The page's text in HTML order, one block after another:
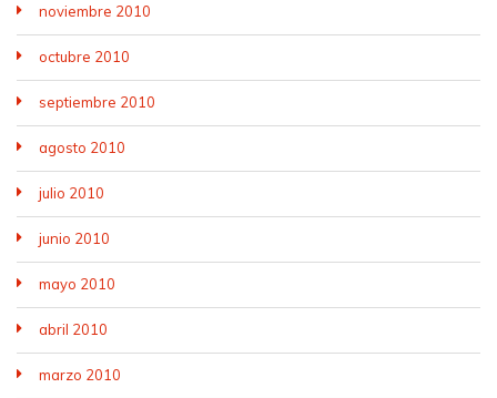
noviembre 2010
octubre 2010
septiembre 2010
agosto 2010
julio 2010
junio 2010
mayo 2010
abril 2010
marzo 2010